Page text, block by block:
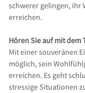
schwerer gelingen, ihr
erreichen.
Hören Sie auf mit dem
Mit einer souveränen
möglich, sein
erreichen. Es geht
stressige Situationen